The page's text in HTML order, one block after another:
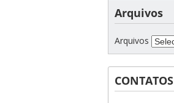
Arquivos
Arquivos
CONTATOS